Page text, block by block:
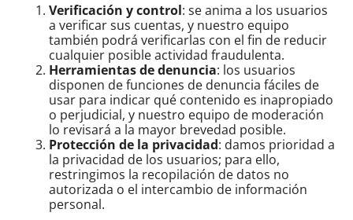
Verificación y control: se anima a los usuarios
a verificar sus cuentas, y nuestro equipo
también podrá verificarlas con el fin de reducir
cualquier posible actividad fraudulenta.
Herramientas de denuncia: los usuarios
disponen de funciones de denuncia fáciles de
usar para indicar qué contenido es inapropiado
o perjudicial, y nuestro equipo de moderación
lo revisará a la mayor brevedad posible.
Protección de la privacidad: damos prioridad a
la privacidad de los usuarios; para ello,
restringimos la recopilación de datos no
autorizada o el intercambio de información
personal.